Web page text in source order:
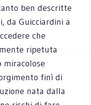
ben descritte
da Guicciardini a
che
ripetuta
miracolose
finì di
nata dalla